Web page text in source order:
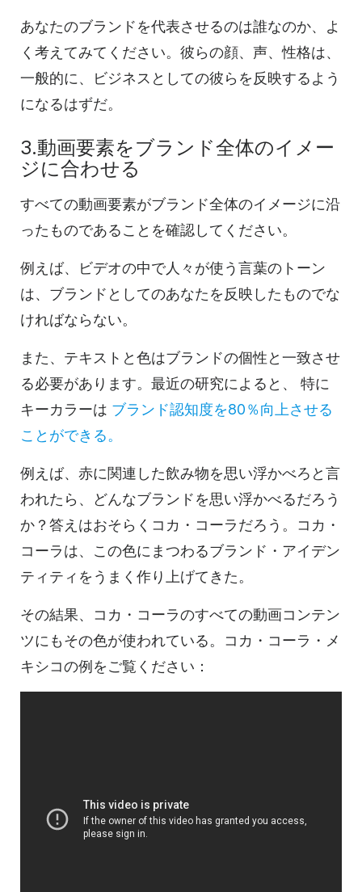
あなたのブランドを代表させるのは誰なのか、よ
く考えてみてください。彼らの顔、声、性格は、
一般的に、ビジネスとしての彼らを反映するよう
になるはずだ。
3.動画要素をブランド全体のイメー
ジに合わせる
すべての動画要素がブランド全体のイメージに沿
ったものであることを確認してください。
例えば、ビデオの中で人々が使う言葉のトーン
は、ブランドとしてのあなたを反映したものでな
ければならない。
また、テキストと色はブランドの個性と一致させ
る必要があります。最近の研究によると、
特に
キーカラーは ブランド認知度を80％向上させる
ことができる。
例えば、赤に関連した飲み物を思い浮かべろと言
われたら、どんなブランドを思い浮かべるだろう
か？答えはおそらくコカ・コーラだろう。コカ・
コーラは、この色にまつわるブランド・アイデン
ティティをうまく作り上げてきた。
その結果、コカ・コーラのすべての動画コンテン
ツにもその色が使われている。コカ・コーラ・メ
キシコの例をご覧ください：